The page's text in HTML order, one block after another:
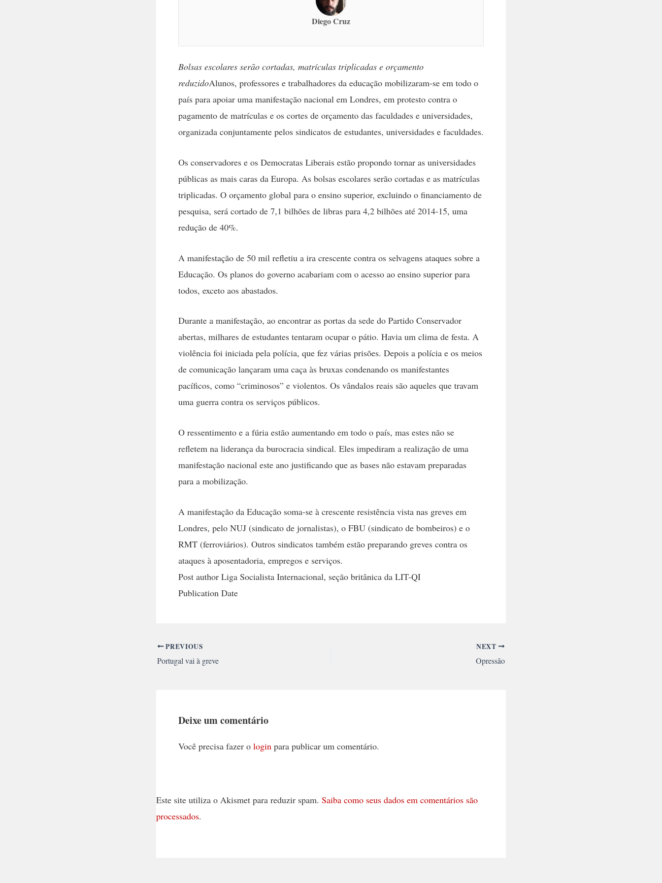
Diego Cruz
Bolsas escolares serão cortadas, matrículas triplicadas e orçamento
reduzidoAlunos, professores e trabalhadores da educação mobilizaram-se em todo o
país para apoiar uma manifestação nacional em Londres, em protesto contra o
pagamento de matrículas e os cortes de orçamento das faculdades e universidades,
organizada conjuntamente pelos sindicatos de estudantes, universidades e faculdades.
Os conservadores e os Democratas Liberais estão propondo tornar as universidades
públicas as mais caras da Europa. As bolsas escolares serão cortadas e as matrículas
triplicadas. O orçamento global para o ensino superior, excluindo o financiamento de
pesquisa, será cortado de 7,1 bilhões de libras para 4,2 bilhões até 2014-15, uma
redução de 40%.
A manifestação de 50 mil refletiu a ira crescente contra os selvagens ataques sobre a
Educação. Os planos do governo acabariam com o acesso ao ensino superior para
todos, exceto aos abastados.
Durante a manifestação, ao encontrar as portas da sede do Partido Conservador
abertas, milhares de estudantes tentaram ocupar o pátio. Havia um clima de festa. A
violência foi iniciada pela polícia, que fez várias prisões. Depois a polícia e os meios
de comunicação lançaram uma caça às bruxas condenando os manifestantes
pacíficos, como “criminosos” e violentos. Os vândalos reais são aqueles que travam
uma guerra contra os serviços públicos.
O ressentimento e a fúria estão aumentando em todo o país, mas estes não se
refletem na liderança da burocracia sindical. Eles impediram a realização de uma
manifestação nacional este ano justificando que as bases não estavam preparadas
para a mobilização.
A manifestação da Educação soma-se à crescente resistência vista nas greves em
Londres, pelo NUJ (sindicato de jornalistas), o FBU (sindicato de bombeiros) e o
RMT (ferroviários). Outros sindicatos também estão preparando greves contra os
ataques à aposentadoria, empregos e serviços.
Post author Liga Socialista Internacional, seção britânica da LIT-QI
Publication Date
PREVIOUS
Portugal vai à greve
NEXT
Opressão
Deixe um comentário
Você precisa fazer o login para publicar um comentário.
Este site utiliza o Akismet para reduzir spam. Saiba como seus dados em comentários são
processados.